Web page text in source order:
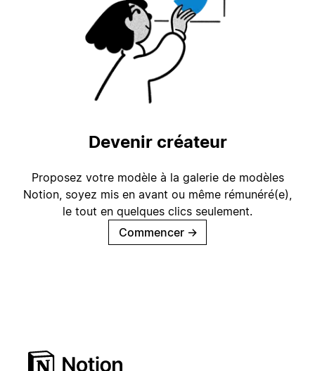
Devenir créateur
Proposez votre modèle à la galerie de modèles
Notion, soyez mis en avant ou même rémunéré(e),
le tout en quelques clics seulement.
Commencer →